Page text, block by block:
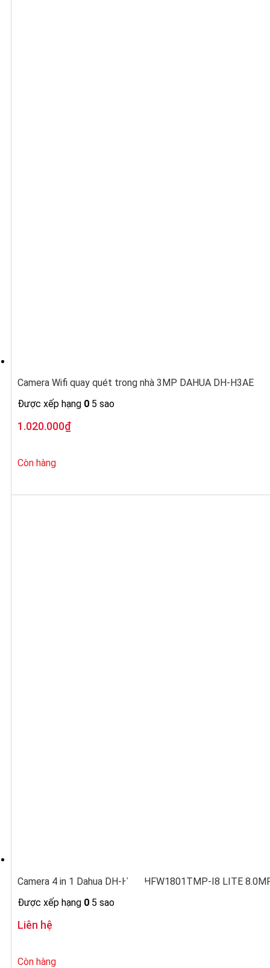
Camera Wifi quay quét trong nhà 3MP DAHUA DH-H3AE
Được xếp hạng 0 5 sao
1.020.000₫
Còn hàng
Camera 4 in 1 Dahua DH-HAC-HFW1801TMP-I8 LITE
Được xếp hạng 0 5 sao
Liên hệ
Còn hàng